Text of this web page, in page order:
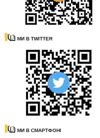
МИ В TWITTER
МИ В СМАРТФОНІ